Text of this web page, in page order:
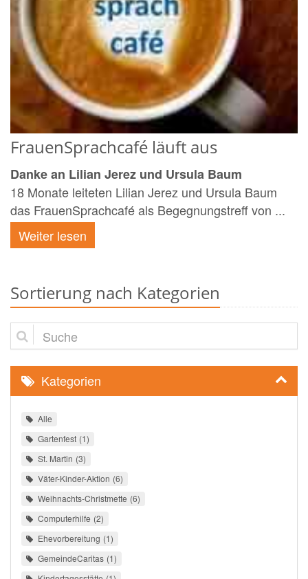
FrauenSprachcafé läuft aus
Danke an Lilian Jerez und Ursula Baum
18 Monate leiteten Lilian Jerez und Ursula Baum
das FrauenSprachcafé als Begegnungstreff von ...
Weiter lesen
Sortierung nach Kategorien
Suche
Kategorien
Alle
Gartenfest 1
St. Martin 3
Väter-Kinder-Aktion 6
Weihnachts-Christmette 6
Computerhilfe 2
Ehevorbereitung 1
GemeindeCaritas 1